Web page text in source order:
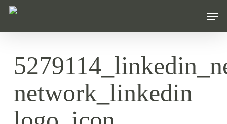
Skip
main
network_linkedin